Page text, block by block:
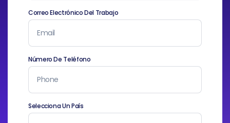
Correo Electrónico Del Trabajo
Número De Teléfono
Selecciona Un País